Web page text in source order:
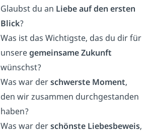
Glaubst du an Liebe auf den ersten
Blick?
Was ist das Wichtigste, das du dir für
unseregemeinsame Zukunft
wünschst?
Was war derschwerste Moment,
den wir zusammen durchgestanden
haben?
Was war derschönste Liebesbeweis,